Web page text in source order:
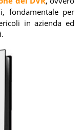
fondamentale per
in azienda ed